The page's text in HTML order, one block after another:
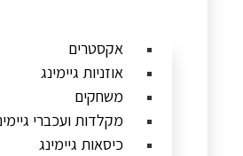
אקסטרים
אוזניות גיימינג
משחקים
מקלדות ועכברי גיימינג
כיסאות גיימינג